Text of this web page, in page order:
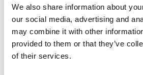
We also share information about
our social media, advertising and
may combine it with other
provided to them or that they’ve
of their services.
Toggle techspec
Caractéristiques
Toggle guides and instructions
Instructions